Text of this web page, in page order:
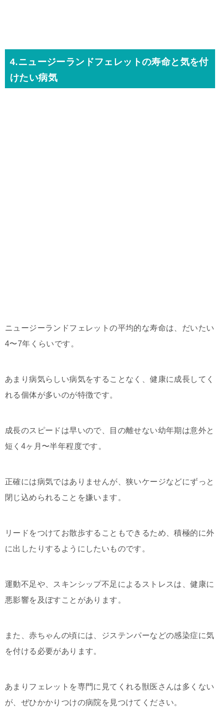
4.ニュージーランドフェレットの寿命と気を付
けたい病気
ニュージーランドフェレットの平均的な寿命は、だいたい
4〜7年くらいです。
あまり病気らしい病気をすることなく、健康に成長してく
れる個体が多いのが特徴です。
成長のスピードは早いので、目の離せない幼年期は意外と
短く4ヶ月〜半年程度です。
正確には病気ではありませんが、狭いケージなどにずっと
閉じ込められることを嫌います。
リードをつけてお散歩することもできるため、積極的に外
に出したりするようにしたいものです。
運動不足や、スキンシップ不足によるストレスは、健康に
悪影響を及ぼすことがあります。
また、赤ちゃんの頃には、ジステンパーなどの感染症に気
を付ける必要があります。
あまりフェレットを専門に見てくれる獣医さんは多くない
が、ぜひかかりつけの病院を見つけてください。